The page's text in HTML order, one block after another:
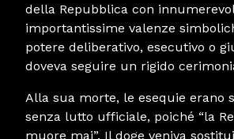
della Repubblica con
importantissime valenze
potere deliberativo, esecutivo o
doveva seguire un rigido
Alla sua morte, le esequie erano
senza lutto ufficiale, poiché “la
muore mai”. Il doge veniva